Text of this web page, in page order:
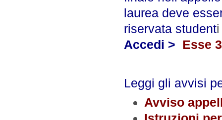
laurea deve
riservata student
Accedi > Esse
Leggi gli avvisi
Avviso